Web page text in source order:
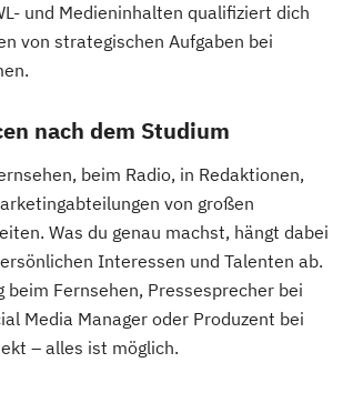
und Medieninhalten qualifiziert dich
von strategischen Aufgaben bei
nach dem Studium
beim Radio, in Redaktionen,
von großen
Was du genau machst, hängt dabei
Interessen und Talenten ab.
beim Fernsehen, Pressesprecher bei
Media Manager oder Produzent bei
– alles ist möglich.